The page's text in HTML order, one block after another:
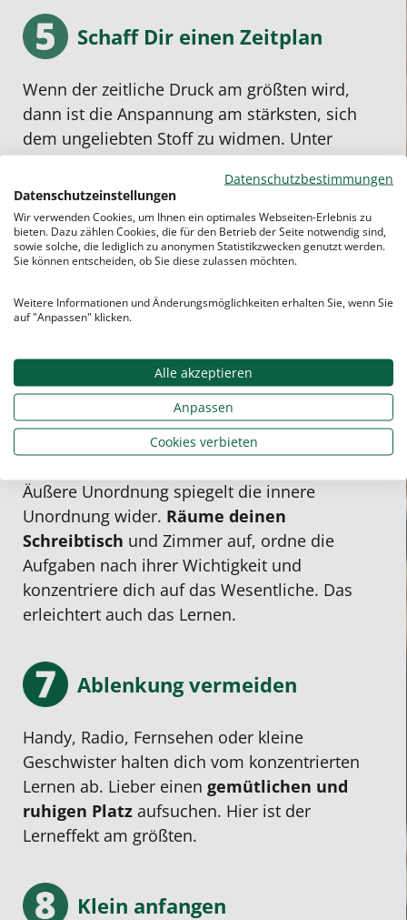
Schaff Dir einen Zeitplan
Wenn der zeitliche Druck am größten wird,
dann ist die Anspannung am stärksten, sich
dem ungeliebten Stoff zu widmen. Unter
und nervenaufreibend
Deshalb den Lernstoff über einen längeren
Zeitraum „zerstückeln“.Zeitpunktefür Freizeit
und Pausen bestimmen.Tagezum
Wiederholen einplanen. Auf diese Weise kann
sich der Stoff am besten verfestigen. Dann
Halte Ordnung
Äußere Unordnung spiegelt die innere
Unordnung wider. Räume deinen
Schreibtisch und Zimmer auf, ordne die
Aufgaben nach ihrer Wichtigkeit und
konzentriere dich auf das Wesentliche. Das
erleichtert auch das Lernen.
Ablenkung vermeiden
Handy, Radio, Fernsehen oder kleine
Geschwister halten dich vom konzentrierten
Lernen ab. Lieber einen gemütlichen und
ruhigen Platz aufsuchen. Hier ist der
Lerneffekt am größten.
Klein anfangen
Datenschutzbestimmungen
Datenschutzeinstellungen
Wir verwenden Cookies, um Ihnen ein optimales Webseiten-Erlebnis zu
bieten. Dazu zählen Cookies, die für den Betrieb der Seite notwendig sind,
sowie solche, die lediglich zu anonymen Statistikzwecken genutzt werden.
Sie können entscheiden, ob Sie diese zulassen möchten.
Weitere Informationen und Änderungsmöglichkeiten erhalten Sie, wenn Sie
auf "Anpassen" klicken.
Alle akzeptieren
Anpassen
Cookies verbieten